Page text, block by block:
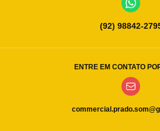
(92) 98842-
ENTRE EM CONTATO